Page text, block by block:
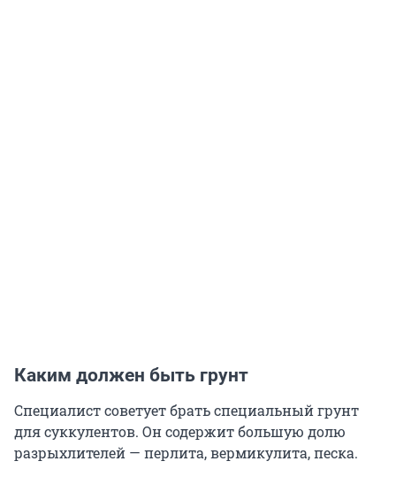
Каким должен быть грунт
Специалист советует брать специальный грунт
для суккулентов. Он содержит большую долю
разрыхлителей — перлита, вермикулита, песка.